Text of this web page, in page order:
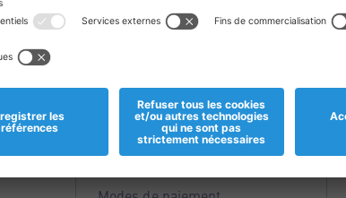
Informations
Magasins